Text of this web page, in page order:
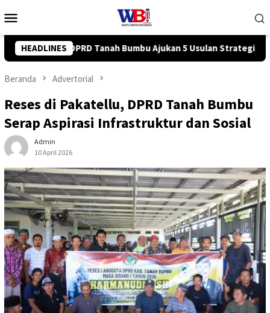
ke
Mobile
HEADLINES
Strategis ke BPJN Tingkatkan Kompetensi
Beranda Advertorial
Reses di Pakatellu, DPRD Tanah Bumbu
Serap Aspirasi Infrastruktur dan Sosial
Admin
10 April 2026